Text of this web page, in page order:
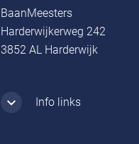
BaanMeesters
Harderwijkerweg 242
3852 AL Harderwijk
Info links